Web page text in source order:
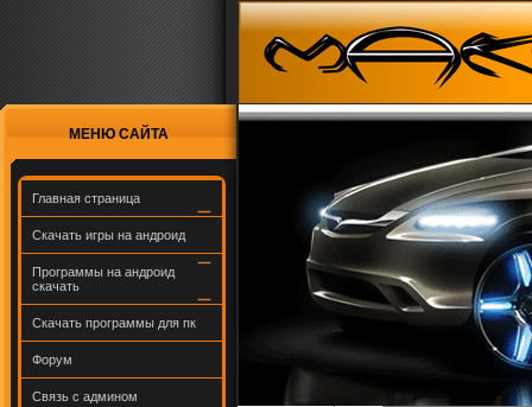
МЕНЮ САЙТА
Главная страница
Скачать игры на андроид
Программы на андроид
скачать
Скачать программы для пк
Форум
Связь с админом